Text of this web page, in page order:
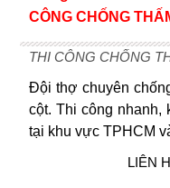
THI CÔNG CHỐNG
Đội thợ chuyên
cột. Thi công nhanh,
tại khu vực TPHCM
LIÊN
CÔNG CHỐNG